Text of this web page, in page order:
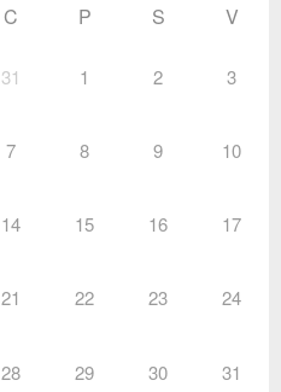
C P S V
31 1 2 3
7 8 9 10
14 15 16 17
21 22 23 24
28 29 30 31